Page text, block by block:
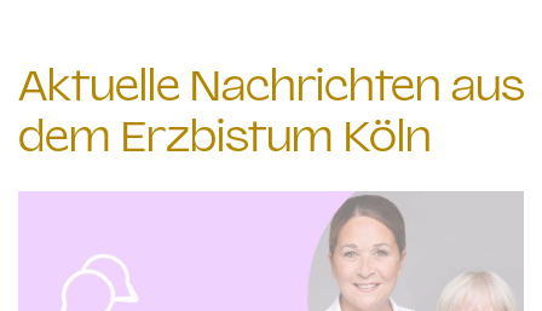
Aktuelle Nachrichten aus
dem Erzbistum Köln